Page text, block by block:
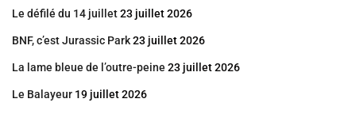
Le défilé du 14 juillet23 juillet 2026
BNF, c’est Jurassic Park23 juillet 2026
La lame bleue de l’outre-peine 23 juillet 2026
Le Balayeur 19 juillet 2026